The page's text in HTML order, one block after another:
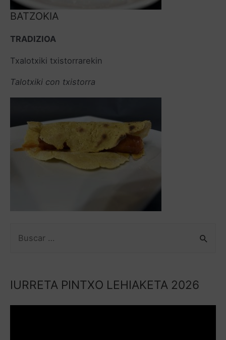
BATZOKIA
TRADIZIOA
Txalotxiki txistorrarekin
Talotxiki con txistorra
IURRETA PINTXO LEHIAKETA 2026